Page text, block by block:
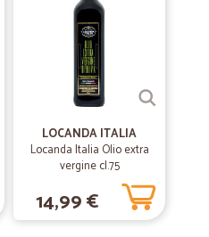
LOCANDA ITALIA
Locanda Italia Olio extra
vergine cl.75
14,99 €